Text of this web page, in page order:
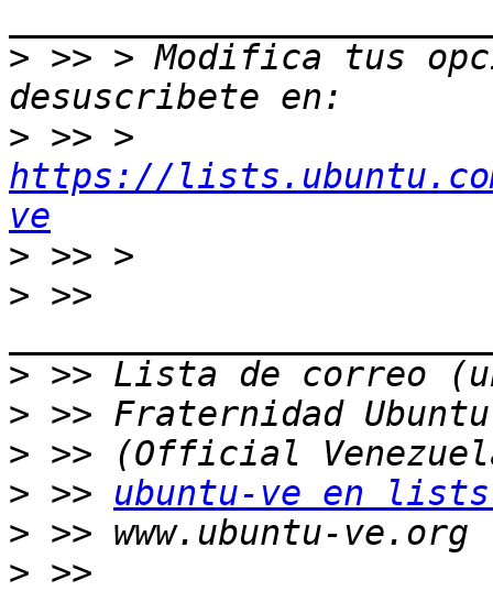
> >> > Modifica tus
>
https://
ve
>
> >>
>
>
>
> >> ubuntu-ve en
>
> >>